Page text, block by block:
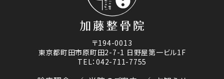
〒194-0013
東京都町田市原町田2-7-1 日野屋第一ビル1F
TEL：042-711-7755